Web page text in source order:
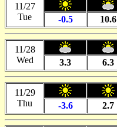
11/27
Tue
-0.5 10.6
11/28
Wed
3.3 6.3
11/29
Thu
-3.6 2.7